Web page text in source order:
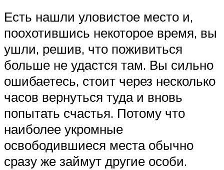
Есть нашли уловистое место и,
поохотившись некоторое время, вы
ушли, решив, что поживиться
больше не удастся там. Вы сильно
ошибаетесь, стоит через несколько
часов вернуться туда и вновь
попытать счастья. Потому что
наиболее укромные
освободившиеся места обычно
сразу же займут другие особи.